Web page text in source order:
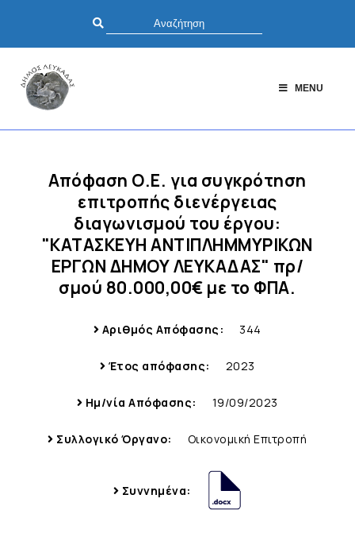
MENU
Απόφαση Ο.Ε. για συγκρότηση
επιτροπής διενέργειας
διαγωνισμού του έργου:
"ΚΑΤΑΣΚΕΥΗ ΑΝΤΙΠΛΗΜΜΥΡΙΚΩΝ
ΕΡΓΩΝ ΔΗΜΟΥ ΛΕΥΚΑΔΑΣ" πρ/
σμού 80.000,00€ με το ΦΠΑ.
Αριθμός Απόφασης: 344
Έτος απόφασης: 2023
Ημ/νία Απόφασης: 19/09/2023
Συλλογικό Όργανο: Οικονομική Επιτροπή
Συννημένα: